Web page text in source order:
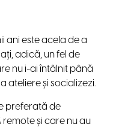
ani este acela de a
adică, un fel de
nu i-ai întâlnit până
ateliere și socializezi.
preferată de
și care nu au